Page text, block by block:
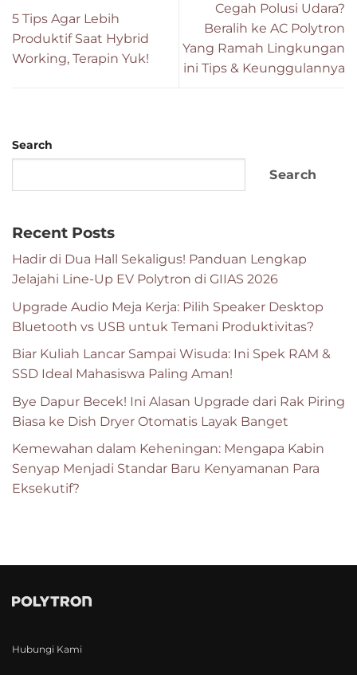
5 Tips Agar Lebih
Produktif Saat Hybrid
Working, Terapin Yuk!
Cegah Polusi Udara?
Beralih ke AC Polytron
Yang Ramah Lingkungan
ini Tips & Keunggulannya
Search
Search
Recent Posts
Hadir di Dua Hall Sekaligus! Panduan Lengkap
Jelajahi Line-Up EV Polytron di GIIAS 2026
Upgrade Audio Meja Kerja: Pilih Speaker Desktop
Bluetooth vs USB untuk Temani Produktivitas?
Biar Kuliah Lancar Sampai Wisuda: Ini Spek RAM &
SSD Ideal Mahasiswa Paling Aman!
Bye Dapur Becek! Ini Alasan Upgrade dari Rak Piring
Biasa ke Dish Dryer Otomatis Layak Banget
Kemewahan dalam Keheningan: Mengapa Kabin
Senyap Menjadi Standar Baru Kenyamanan Para
Eksekutif?
Hubungi Kami